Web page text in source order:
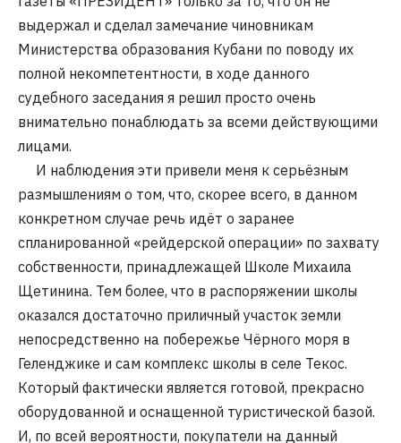
выдержал и сделал замечание чиновникам
Министерства образования Кубани по поводу их
полной некомпетентности, в ходе данного
судебного заседания я решил просто очень
внимательно понаблюдать за всеми действующими
лицами.
И наблюдения эти привели меня к серьёзным
размышлениям о том, что, скорее всего, в данном
конкретном случае речь идёт о заранее
спланированной «рейдерской операции» по захвату
собственности, принадлежащей Школе Михаила
Щетинина. Тем более, что в распоряжении школы
оказался достаточно приличный участок земли
непосредственно на побережье Чёрного моря в
Геленджике и сам комплекс школы в селе Текос.
Который фактически является готовой, прекрасно
оборудованной и оснащенной туристической базой.
И, по всей вероятности, покупатели на данный